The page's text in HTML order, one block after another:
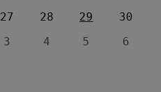
27 28 29
30
3 4 5 6